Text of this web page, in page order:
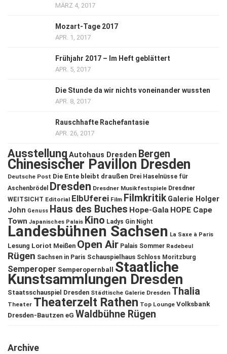
MÄRZ 4, 2017
Mozart-Tage 2017
APR. 1, 2017
Frühjahr 2017 – Im Heft geblättert
APR. 5, 2017
Die Stunde da wir nichts voneinander wussten
APR. 8, 2017
Rauschhafte Rachefantasie
APR. 26, 2017
Ausstellung Autohaus Dresden Bergen
Chinesischer Pavillon Dresden
Deutsche Post Die Ente bleibt draußen Drei Haselnüsse für
Aschenbrödel
Dresden Dresdner Musikfestspiele Dresdner
WEITSICHT Editorial ElbUferei Film Filmkritik Galerie Holger
John Genuss Haus des Buches Hope-Gala HOPE Cape
Town Japanisches Palais Kino Ladys Gin Night
Landesbühnen Sachsen La Saxe à Paris
Lesung Loriot Meißen Open Air Palais Sommer Radebeul
Rügen Sachsen in Paris Schauspielhaus Schloss Moritzburg
Semperoper Semperopernball Staatliche
Kunstsammlungen Dresden
Staatsschauspiel Dresden Städtische Galerie Dresden Thalia
Theater Theaterzelt Rathen Top Lounge Volksbank
Dresden-Bautzen eG Waldbühne Rügen
Archive